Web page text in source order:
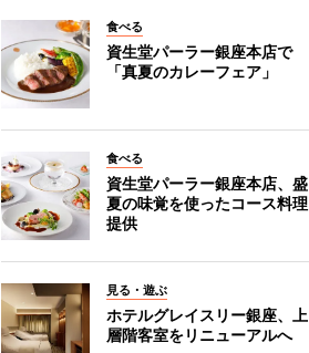
食べる
資生堂パーラー銀座本店で
「真夏のカレーフェア」
食べる
資生堂パーラー銀座本店、盛
夏の味覚を使ったコース料理
提供
見る・遊ぶ
ホテルグレイスリー銀座、上
層階客室をリニューアルへ